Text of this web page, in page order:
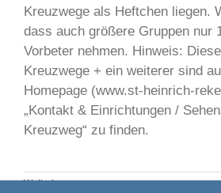
Kreuzwege als Heftchen liegen.
dass auch größere Gruppen nur
Vorbeter nehmen. Hinweis:
Kreuzwege + ein weiterer sind
Homepage (www.st-heinrich-
„Kontakt & Einrichtungen /
Kreuzweg“ zu finden.
Weiterlesen